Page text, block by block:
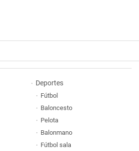
Deportes
Fútbol
Baloncesto
Pelota
Balonmano
Fútbol sala